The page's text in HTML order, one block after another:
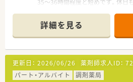
35〜36時間程度と短めです。休日
＊------------------------------------------＊
【店舗情報と応需状況について】
■JR岩出駅から車で5分ほどの場
■近隣の医療機関より、脳神経外
箋を応需しています。
■1日あたり90〜100枚の処方箋を
体制で業務にあたっています。
詳細を見る
更新日： 2026/06/26 薬剤師求人ID：
パート・アルバイト
調剤薬局